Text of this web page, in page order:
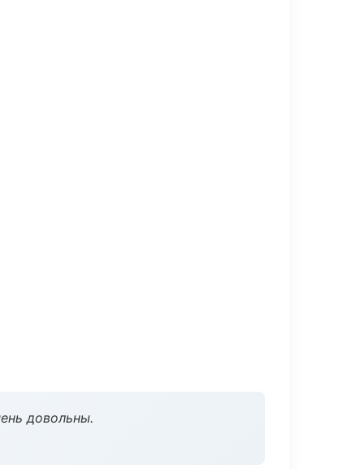
довольны.